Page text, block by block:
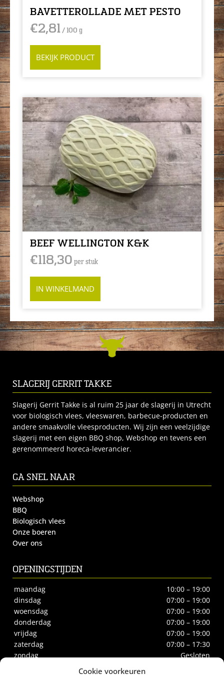
Cookie voorkeuren
BAVETTEROLLADE MET PESTO
€2,81/ 100 g
BEKIJK PRODUCT
BEEF WELLINGTON K&K
€118,30 per stuk
IN WINKELMAND
SLAGERIJ GERRIT TAKKE
Slagerij Gerrit Takke is al ruim 25 jaar de slagerij in Utrecht
voor biologisch vlees, vleeswaren, barbecue-producten en
andere smaakvolle vleesproducten. Wij zijn een veelzijdige
slagerij met een eigen BBQ shop, Webshop en tevens een
gerenommeerd horeca-leverancier.
GA SNEL NAAR
Webshop
BBQ
Biologisch vlees
Onze boeren
Over ons
OPENINGSTIJDEN
maandag
10:00 – 19:00
dinsdag
07:00 – 19:00
woensdag
07:00 – 19:00
donderdag
07:00 – 19:00
vrijdag
07:00 – 19:00
zaterdag
07:00 – 17:30
zondag
Gesloten